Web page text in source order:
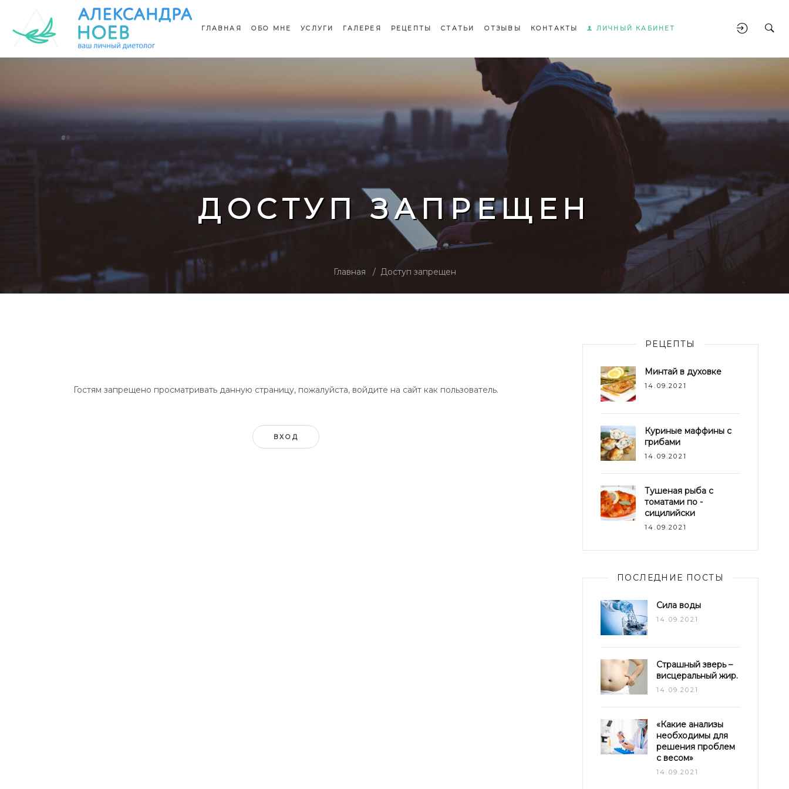
ГЛАВНАЯ ОБО МНЕ УСЛУГИ ГАЛЕРЕЯ РЕЦЕПТЫ СТАТЬИ ОТЗЫВЫ КОНТАКТЫ ЛИЧНЫЙ КАБИНЕТ
ДОСТУП ЗАПРЕЩЕН
Главная Доступ запрещен
Гостям запрещено просматривать данную страницу, пожалуйста, войдите на сайт как пользователь.
ВХОД
РЕЦЕПТЫ
Минтай в духовке
14.09.2021
Куриные маффины с
грибами
14.09.2021
Тушеная рыба с
томатами по -
сицилийски
14.09.2021
ПОСЛЕДНИЕ ПОСТЫ
Сила воды
14.09.2021
Страшный зверь –
висцеральный жир.
14.09.2021
«Какие анализы
необходимы для
решения проблем
с весом»
14.09.2021